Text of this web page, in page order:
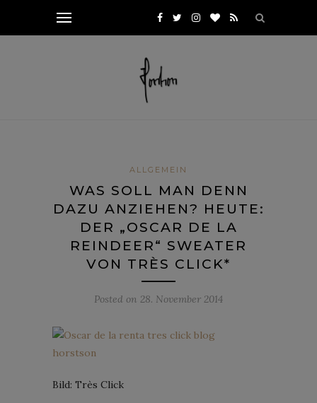
ALLGEMEIN
WAS SOLL MAN DENN
DAZU ANZIEHEN? HEUTE:
DER „OSCAR DE LA
REINDEER“ SWEATER
VON TRÈS CLICK*
Posted on 28. November 2014
Bild: Très Click